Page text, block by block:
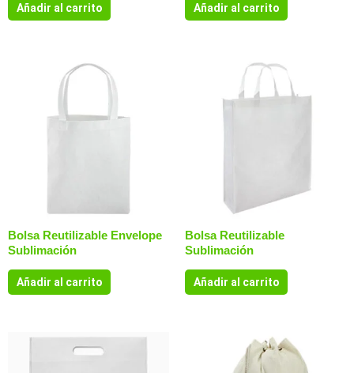
Añadir al carrito Añadir al carrito
Bolsa Reutilizable Envelope
Sublimación
Añadir al carrito
Bolsa Reutilizable
Sublimación
Añadir al carrito